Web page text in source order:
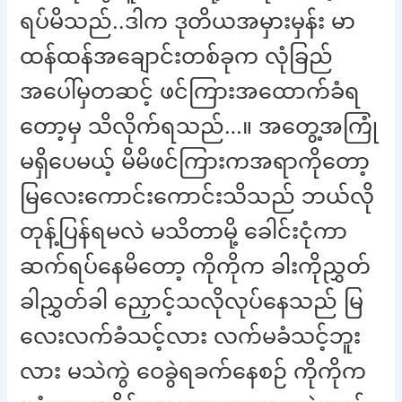
ရပ်မိသည်..ဒါက ဒုတိယအမှားမှန်း မာ
ထန်ထန်အချောင်းတစ်ခုက လုံခြည်
အပေါ်မှတဆင့် ဖင်ကြားအထောက်ခံရ
တော့မှ သိလိုက်ရသည်…။ အတွေ့အကြုံ
မရှိပေမယ့် မိမိဖင်ကြားကအရာကိုတော့
မြလေးကောင်းကောင်းသိသည် ဘယ်လို
တုန့်ပြန်ရမလဲ မသိတာမို့ ခေါင်းငုံကာ
ဆက်ရပ်နေမိတော့ ကိုကိုက ခါးကိုညွှတ်
ခါညွှတ်ခါ ညှောင့်သလိုလုပ်နေသည် မြ
လေးလက်ခံသင့်လား လက်မခံသင့်ဘူး
လား မသဲကွဲ ဝေခွဲရခက်နေစဉ် ကိုကိုက